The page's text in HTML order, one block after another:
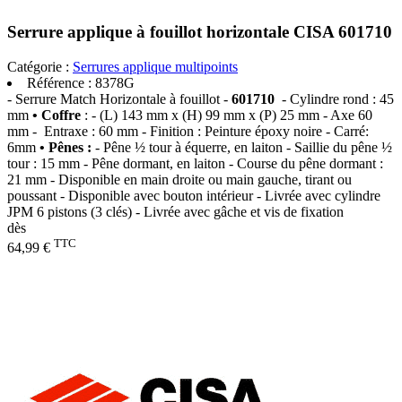
Serrure applique à fouillot horizontale CISA 601710
Catégorie : Serrures applique multipoints
Référence : 8378G
- Serrure Match Horizontale à fouillot - 601710 - Cylindre rond : 45
mm • Coffre : - (L) 143 mm x (H) 99 mm x (P) 25 mm - Axe 60
mm - Entraxe : 60 mm - Finition : Peinture époxy noire - Carré:
6mm • Pênes : - Pêne ½ tour à équerre, en laiton - Saillie du pêne ½
tour : 15 mm - Pêne dormant, en laiton - Course du pêne dormant :
21 mm - Disponible en main droite ou main gauche, tirant ou
poussant - Disponible avec bouton intérieur - Livrée avec cylindre
JPM 6 pistons (3 clés) - Livrée avec gâche et vis de fixation
dès
64,99 € TTC